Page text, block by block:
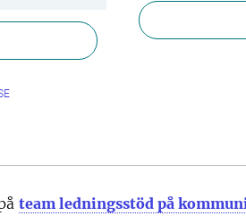
team ledningsstöd på